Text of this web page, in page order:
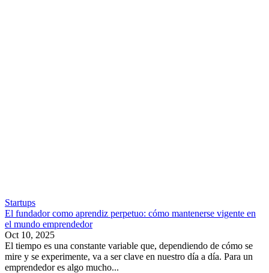
Startups
El fundador como aprendiz perpetuo: cómo mantenerse vigente en
el mundo emprendedor
Oct 10, 2025
El tiempo es una constante variable que, dependiendo de cómo se
mire y se experimente, va a ser clave en nuestro día a día. Para un
emprendedor es algo mucho...